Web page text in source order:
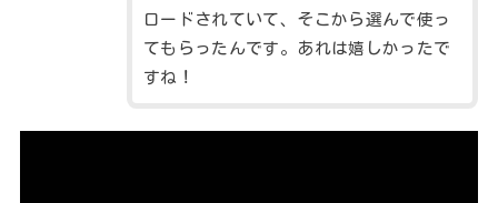
ロードされていて、そこから選んで使っ
てもらったんです。あれは嬉しかったで
すね！